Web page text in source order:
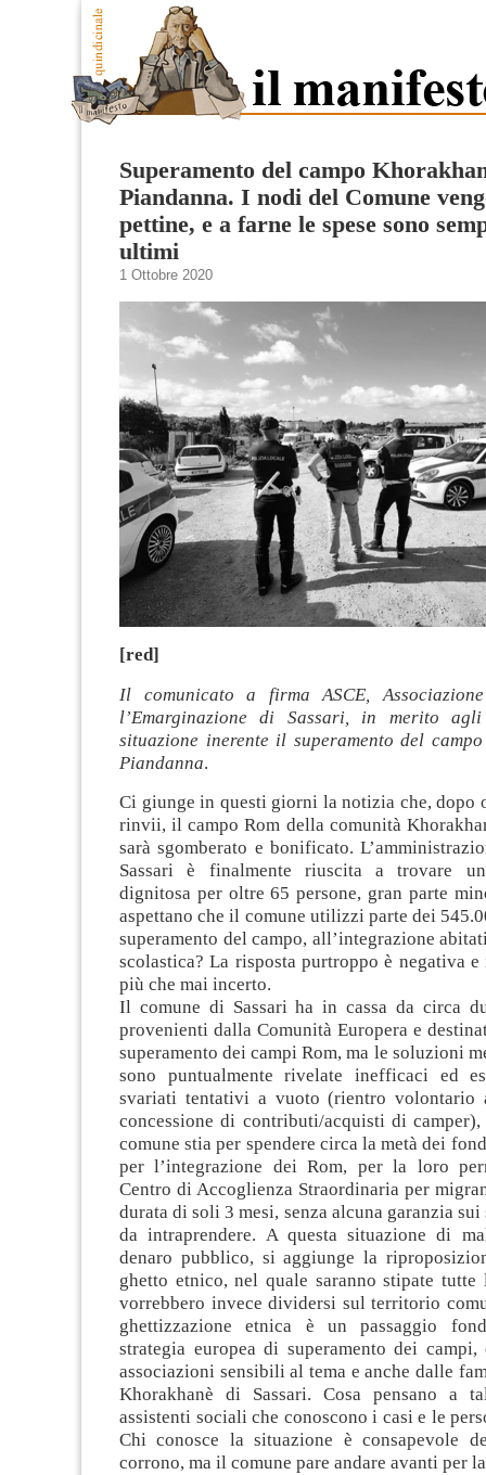
Superamento del campo
Piandanna. I nodi del Comune
pettine, e a farne le spese sono
ultimi
1 Ottobre 2020
[red]
Il comunicato a firma ASCE,
l’Emarginazione di Sassari, in merito
situazione inerente il superamento del
Piandanna.
Ci giunge in questi giorni la notizia che, dopo
rinvii, il campo Rom della comunità
sarà sgomberato e bonificato.
Sassari è finalmente riuscita a trovare
dignitosa per oltre 65 persone, gran parte
aspettano che il comune utilizzi parte dei
superamento del campo, all’integrazione
scolastica? La risposta purtroppo è negativa
più che mai incerto.
Il comune di Sassari ha in cassa da circa
provenienti dalla Comunità Europera e
superamento dei campi Rom, ma le soluzioni
sono puntualmente rivelate inefficaci ed
svariati tentativi a vuoto (rientro volontario
concessione di contributi/acquisti di
comune stia per spendere circa la metà dei
per l’integrazione dei Rom, per la loro
Centro di Accoglienza Straordinaria per
durata di soli 3 mesi, senza alcuna garanzia sui
da intraprendere. A questa situazione di
denaro pubblico, si aggiunge la
ghetto etnico, nel quale saranno stipate
vorrebbero invece dividersi sul territorio
ghettizzazione etnica è un passaggio
strategia europea di superamento dei
associazioni sensibili al tema e anche dalle
Khorakhanè di Sassari. Cosa pensano a
assistenti sociali che conoscono i casi e le
Chi conosce la situazione è consapevole
corrono, ma il comune pare andare avanti per